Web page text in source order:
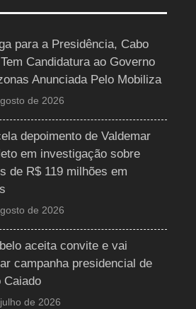
para a Presidência, Cabo
Candidatura ao Governo
Anunciada Pelo Mobiliza
de 2026
depoimento de Valdemar
em investigação sobre
de R$ 119 milhões em
de 2026
aceita convite e vai
campanha presidencial de
Caiado
de 2026